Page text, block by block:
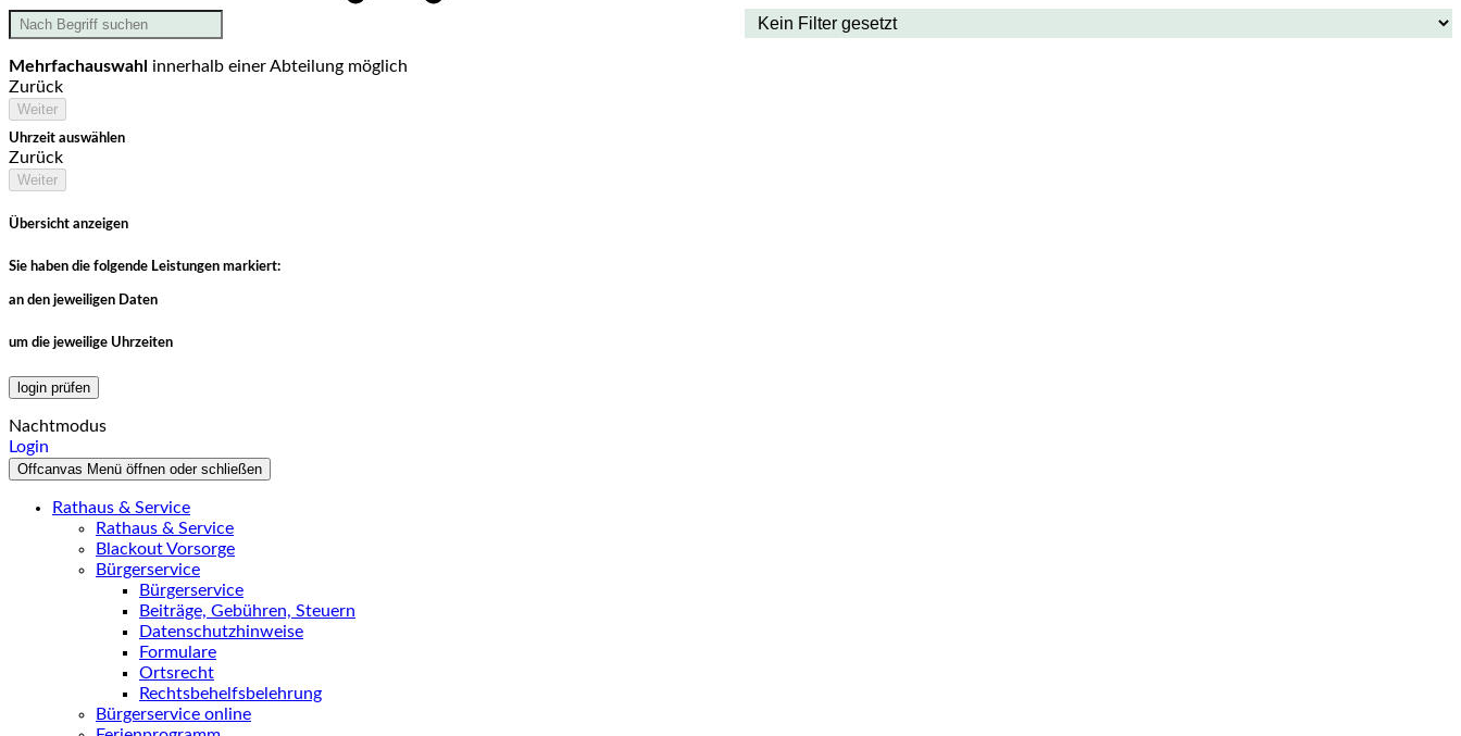
Mehrfachauswahl innerhalb einer Abteilung möglich
Zurück
Weiter
Uhrzeit auswählen
Zurück
Weiter
Übersicht anzeigen
Sie haben die folgende Leistungen markiert:
an den jeweiligen Daten
um die jeweilige Uhrzeiten
login prüfen
Nachtmodus
Login
Offcanvas Menü öffnen oder schließen
Rathaus & Service
Rathaus & Service
Blackout Vorsorge
Bürgerservice
Bürgerservice
Beiträge, Gebühren, Steuern
Datenschutzhinweise
Formulare
Ortsrecht
Rechtsbehelfsbelehrung
Bürgerservice online